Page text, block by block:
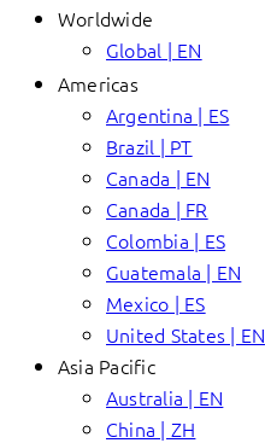
Worldwide
Global | EN
Americas
Argentina | ES
Brazil | PT
Canada | EN
Canada | FR
Colombia | ES
Guatemala | EN
Mexico | ES
United States | EN
Asia Pacific
Australia | EN
China | ZH